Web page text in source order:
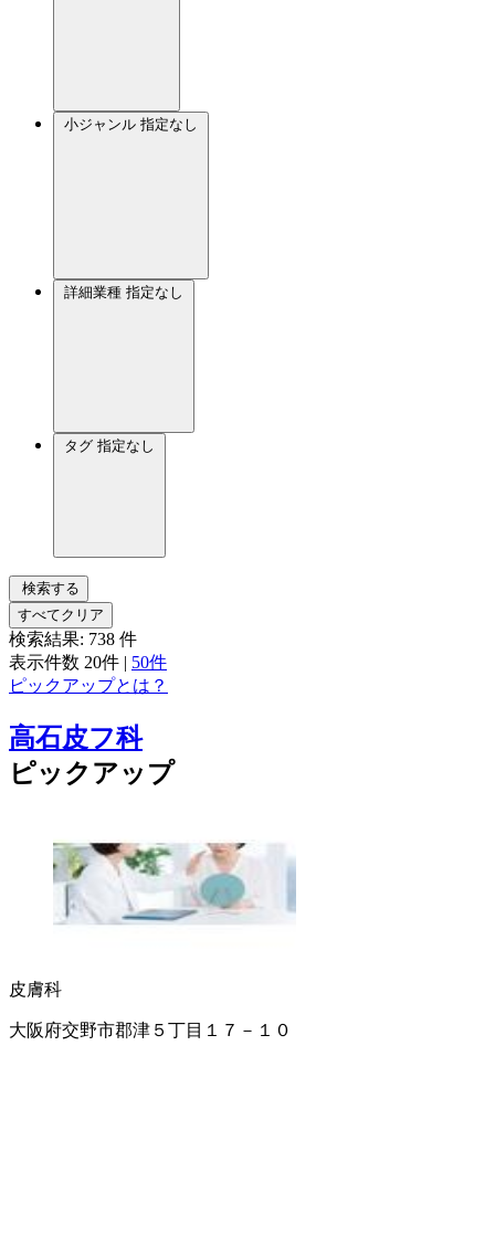
小ジャンル 指定なし
詳細業種 指定なし
タグ 指定なし
検索する
すべてクリア
検索結果: 738 件
表示件数 20件 | 50件
ピックアップとは？
高石皮フ科
ピックアップ
皮膚科
大阪府交野市郡津５丁目１７－１０